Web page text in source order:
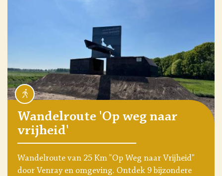
Wandelroute 'Op weg naar
vrijheid'
Wandelroute van 25 Km "Op Weg naar Vrijheid"
door Venray en omgeving. Ontdek 9 bijzondere